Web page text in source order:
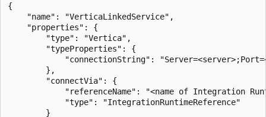
{
    "name": "VerticaLinkedService",
    "properties": {
        "type": "Vertica",
        "typeProperties": {
"connectionString":
        },
        "connectVia": {
"referenceName": "<name of Integration
            "type": "IntegrationRuntimeReference"
        }